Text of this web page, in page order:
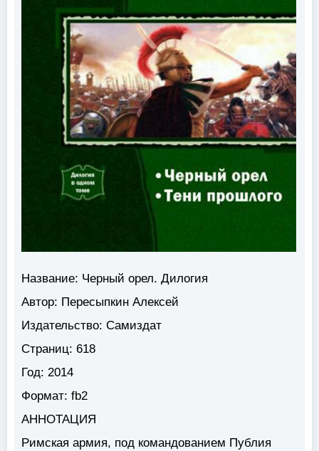
Название: Черный орел. Дилогия
Автор: Пересыпкин Алексей
Издательство: Самиздат
Страниц: 618
Год: 2014
Формат: fb2
АННОТАЦИЯ
Римская армия, под командованием Публия